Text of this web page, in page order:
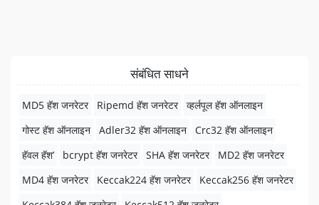
संबंधित साधने
MD5 हॅश जनरेटर Ripemd हॅश जनरेटर
व्हर्लपूल हॅश ऑनलाइन
गोस्ट हॅश ऑनलाइन
Adler32 हॅश ऑनलाइन
Crc32 हॅश ऑनलाइन
हॅवल हॅश’
bcrypt हॅश जनरेटर SHA हॅश जनरेटर
MD2 हॅश जनरेटर
MD4 हॅश जनरेटर
Keccak224 हॅश जनरेटर
Keccak256 हॅश जनरेटर